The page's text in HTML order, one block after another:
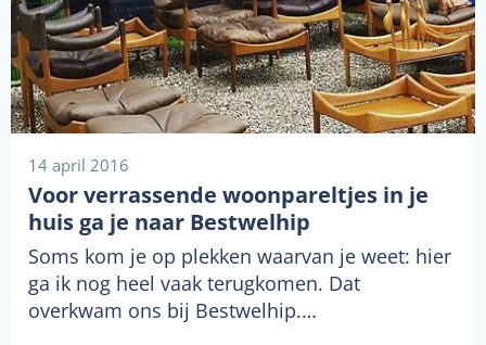
14 april 2016
Voor verrassende woonpareltjes in je
huis ga je naar Bestwelhip
Soms kom je op plekken waarvan je weet: hier
ga ik nog heel vaak terugkomen. Dat
overkwam ons bij Bestwelhip.…